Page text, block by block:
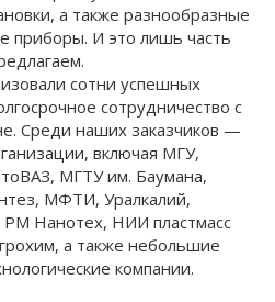
а также разнообразные
приборы. И это лишь часть
сотни успешных
сотрудничество с
Среди наших заказчиков —
включая МГУ,
МГТУ им. Баумана,
МФТИ, Уралкалий,
РМ Нанотех, НИИ пластмасс
а также небольшие
компании.